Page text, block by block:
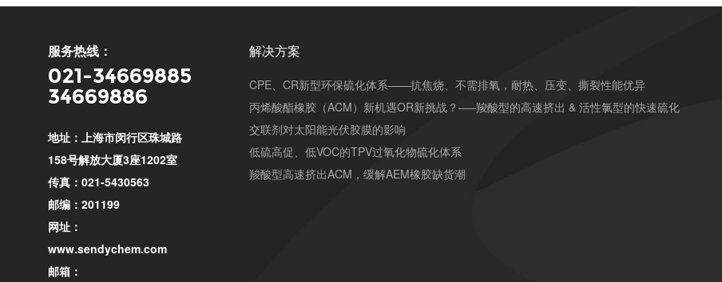
服务热线：
021-34669885
34669886
地址：上海市闵行区珠城路
158号解放大厦3座1202室
传真：021-5430563
邮编：201199
网址：
www.sendychem.com
邮箱：
解决方案
CPE、CR新型环保硫化体系——抗焦烧、不需排氧，耐热、压变、撕裂性能优异
丙烯酸酯橡胶（ACM）新机遇OR新挑战？—–羧酸型的高速挤出 & 活性氯型的快速硫化
交联剂对太阳能光伏胶膜的影响
低硫高促、低VOC的TPV过氧化物硫化体系
羧酸型高速挤出ACM，缓解AEM橡胶缺货潮